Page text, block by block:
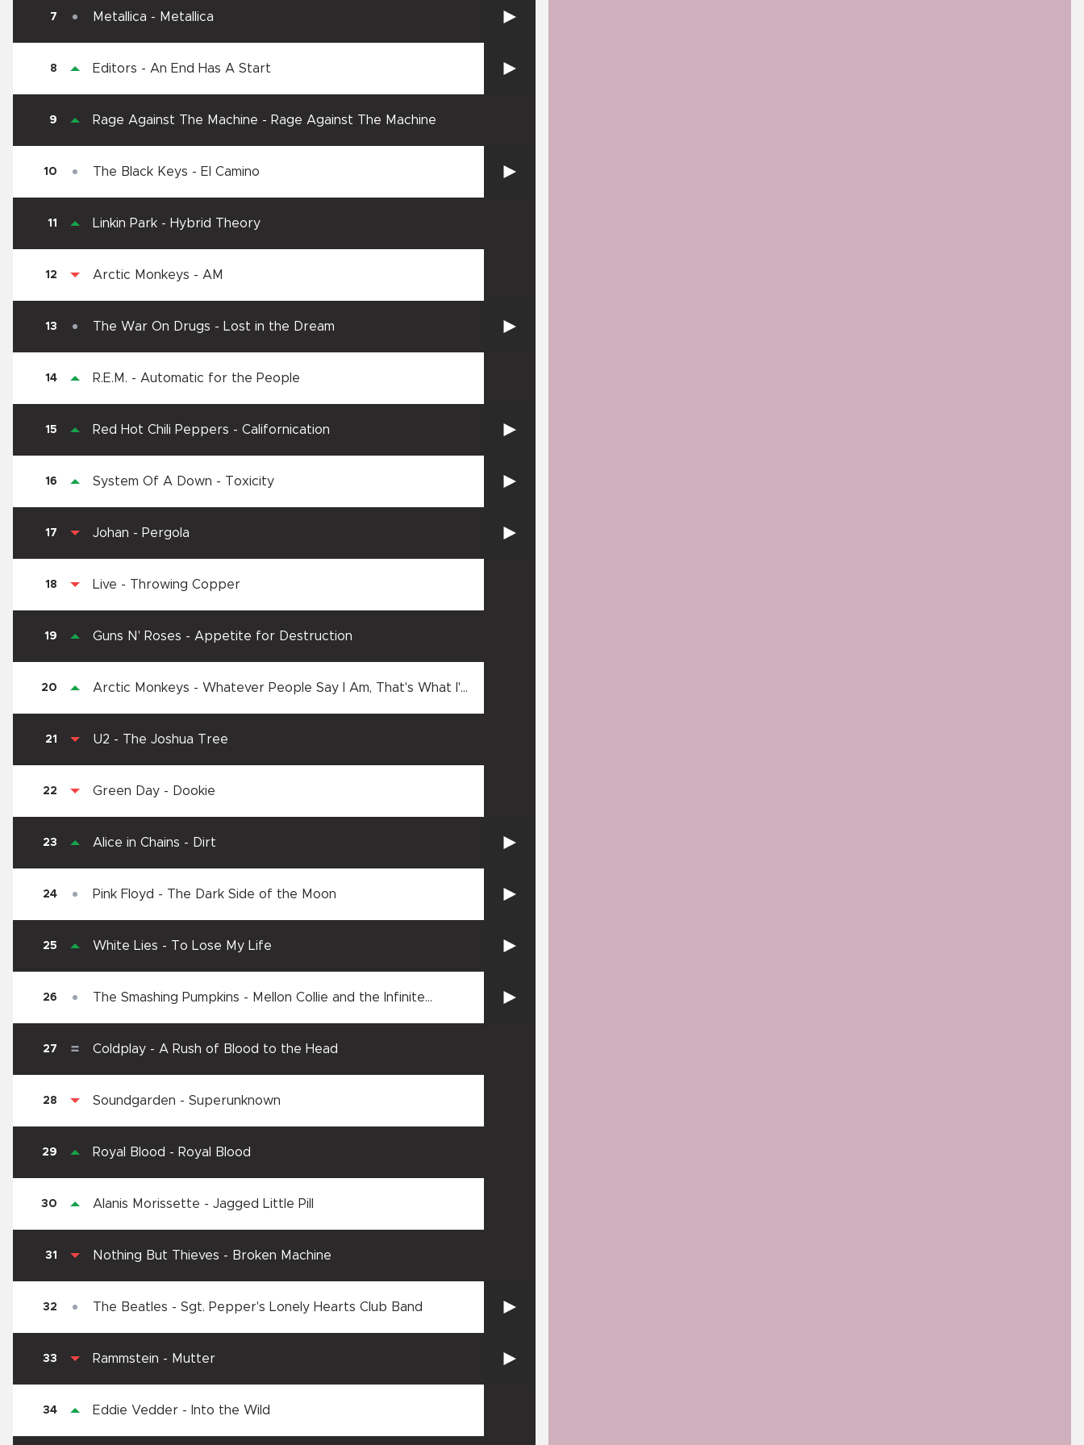
7 Metallica - Metallica
8 Editors - An End Has A Start
9 Rage Against The Machine - Rage Against The Machine
10 The Black Keys - El Camino
11 Linkin Park - Hybrid Theory
12 Arctic Monkeys - AM
13 The War On Drugs - Lost in the Dream
14 R.E.M. - Automatic for the People
15 Red Hot Chili Peppers - Californication
16 System Of A Down - Toxicity
17 Johan - Pergola
18 Live - Throwing Copper
19 Guns N' Roses - Appetite for Destruction
20 Arctic Monkeys - Whatever People Say I Am, That's What I'm
21 U2 - The Joshua Tree
22 Green Day - Dookie
23 Alice in Chains - Dirt
24 Pink Floyd - The Dark Side of the Moon
25 White Lies - To Lose My Life
26 The Smashing Pumpkins - Mellon Collie and the Infinite
27 Coldplay - A Rush of Blood to the Head
28 Soundgarden - Superunknown
29 Royal Blood - Royal Blood
30 Alanis Morissette - Jagged Little Pill
31 Nothing But Thieves - Broken Machine
32 The Beatles - Sgt. Pepper's Lonely Hearts Club Band
33 Rammstein - Mutter
34 Eddie Vedder - Into the Wild